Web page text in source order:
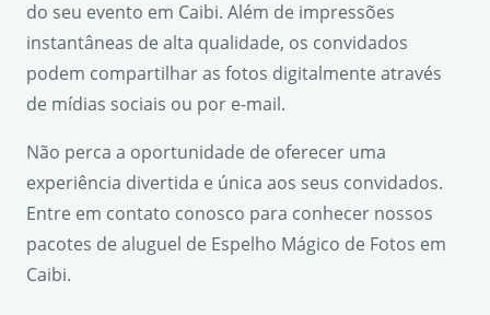
do seu evento em Caibi. Além de impressões
instantâneas de alta qualidade, os convidados
podem compartilhar as fotos digitalmente através
de mídias sociais ou por e-mail.
Não perca a oportunidade de oferecer uma
experiência divertida e única aos seus convidados.
Entre em contato conosco para conhecer nossos
pacotes de aluguel de Espelho Mágico de Fotos em
Caibi.